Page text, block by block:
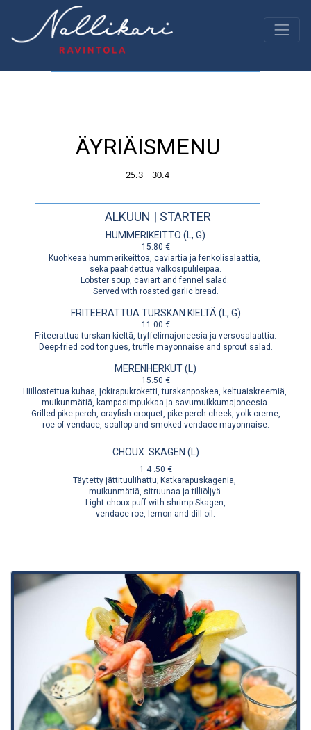
ÄYRIÄISMENU
25.3 – 30.4
ALKUUN | STARTER
HUMMERIKEITTO (L, G)
15.80 €
Kuohkeaa hummerikeittoa, caviartia ja fenkolisalaattia,
sekä paahdettua valkosipulileipää.
Lobster soup, caviart and fennel salad.
Served with roasted garlic bread.
FRITEERATTUA TURSKAN KIELTÄ (L, G)
11.00 €
Friteerattua turskan kieltä, tryffelimajoneesia ja versosalaattia.
Deep-fried cod tongues, truffle mayonnaise and sprout salad.
MERENHERKUT (L)
15.50 €
Hiillostettua kuhaa, jokirapukroketti, turskanposkea, keltuaiskreemiä,
muikunmätiä, kampasimpukkaa ja savumuikkumajoneesia.
Grilled pike-perch, crayfish croquet, pike-perch cheek, yolk creme,
roe of vendace, scallop and smoked vendace mayonnaise.
CHOUX SKAGEN (L)
1 4 .50 €
Täytetty jättituulihattu; Katkarapuskagenia,
muikunmätiä, sitruunaa ja tilliöljyä.
Light choux puff with shrimp Skagen,
vendace roe, lemon and dill oil.